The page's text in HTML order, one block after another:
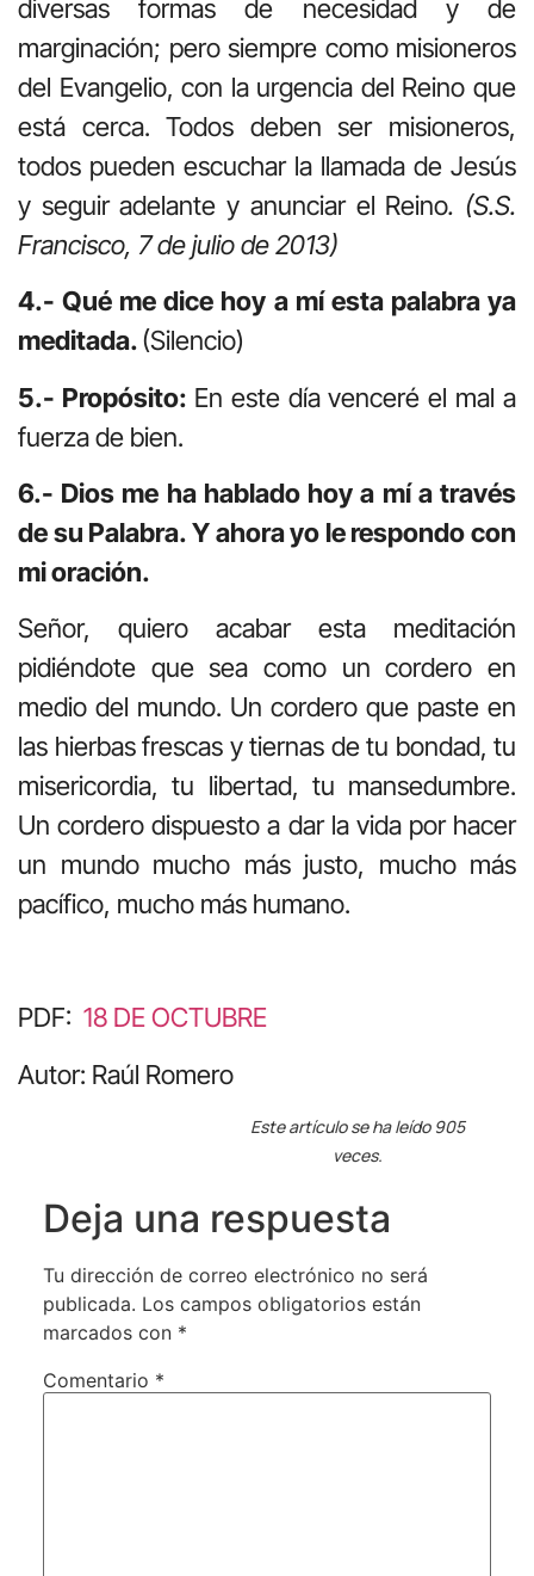
diversas formas de necesidad y de
marginación; pero siempre como misioneros
del Evangelio, con la urgencia del Reino que
está cerca. Todos deben ser misioneros,
todos pueden escuchar la llamada de Jesús
y seguir adelante y anunciar el Reino. (S.S.
Francisco, 7 de julio de 2013)
4.- Qué me dice hoy a mí esta palabra ya
meditada.(Silencio)
5.- Propósito: En este día venceré el mal a
fuerza de bien.
6.- Dios me ha hablado hoy a mí a través
de su Palabra. Y ahora yo le respondo con
mi oración.
Señor, quiero acabar esta meditación
pidiéndote que sea como un cordero en
medio del mundo. Un cordero que paste en
las hierbas frescas y tiernas de tu bondad, tu
misericordia, tu libertad, tu mansedumbre.
Un cordero dispuesto a dar la vida por hacer
un mundo mucho más justo, mucho más
pacífico, mucho más humano.
PDF: 18 DE OCTUBRE
Autor: Raúl Romero
Este artículo se ha leído 905
veces.
Deja una respuesta
Tu dirección de correo electrónico no será
publicada. Los campos obligatorios están
marcados con *
Comentario *